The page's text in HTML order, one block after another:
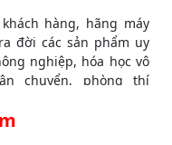
hàng, hãng máy
đời các sản phẩm uy
nghiệp, hóa học vô
chuyển, phòng thí